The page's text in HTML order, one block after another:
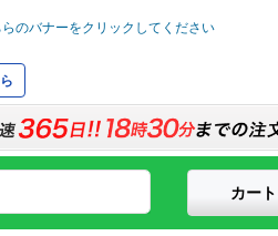
カー